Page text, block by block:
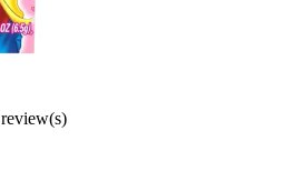
review(s)